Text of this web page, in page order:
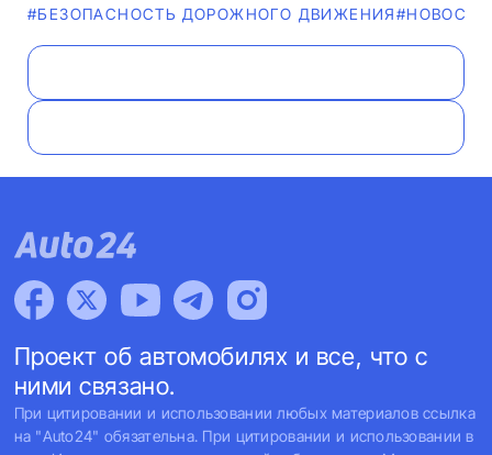
#БЕЗОПАСНОСТЬ ДОРОЖНОГО ДВИЖЕНИЯ#НОВОСТИ
Проект об автомобилях и все, что с
ними связано.
При цитировании и использовании любых материалов ссылка
на "Auto24" обязательна. При цитировании и использовании в